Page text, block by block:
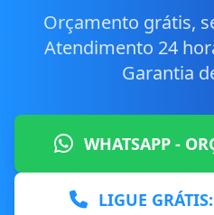
Orçamento grátis,
Atendimento 24
Garantia
WHATSAPP -
LIGUE